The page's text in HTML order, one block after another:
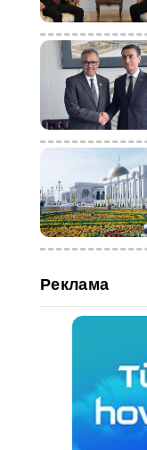
Реклама